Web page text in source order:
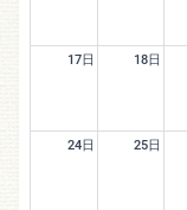
17日 18日
24日 25日